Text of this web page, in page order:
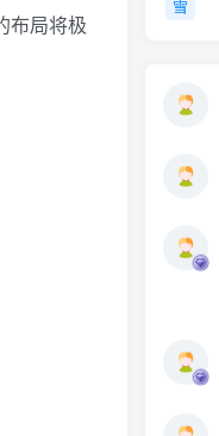
布局将极
雪